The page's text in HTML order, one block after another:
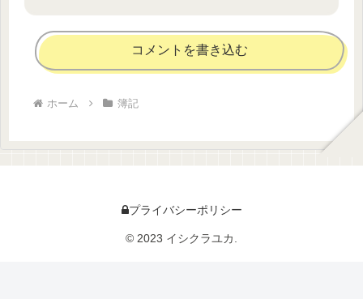
コメントを書き込む
ホーム 簿記
プライバシーポリシー
© 2023 イシクラユカ.